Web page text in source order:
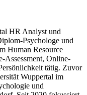
HR Analyst und
Psychologe und
Human Resource
Assessment, Online-
tätig. Zuvor
Wuppertal im
und